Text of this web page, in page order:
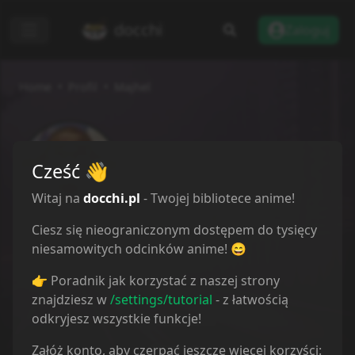
20/05/2023
Przegląd
Lista anime
Społeczność
Recenzje
Cześć 👋
Witaj na docchi.pl - Twojej bibliotece anime!
Ciesz się nieograniczonym dostępem do tysięcy
niesamowitych odcinków anime! 😄
👉 Poradnik jak korzystać z naszej strony
znajdziesz w/settings/tutorial - z łatwością
odkryjesz wszystkie funkcje!
Załóż konto, aby czerpać jeszcze więcej korzyści: